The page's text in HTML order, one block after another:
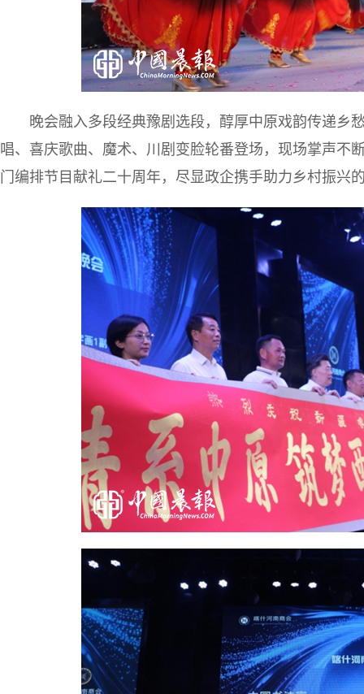
晚会融入多段经典豫剧选段，醇厚中原戏韵传递乡
唱、喜庆歌曲、魔术、川剧变脸轮番登场，现场掌声不
门编排节目献礼二十周年，尽显政企携手助力乡村振兴